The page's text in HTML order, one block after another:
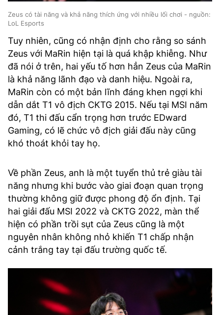
Zeus có tài năng và khả năng thích ứng với nhiều lối chơi - nguồn:
LoL Esports
Tuy nhiên, cũng có nhận định cho rằng so sánh
Zeus với MaRin hiện tại là quá khập khiễng. Như
đã nói ở trên, hai yếu tố hơn hẳn Zeus của MaRin
là khả năng lãnh đạo và danh hiệu. Ngoài ra,
MaRin còn có một bản lĩnh đáng khen ngợi khi
dẫn dắt T1 vô địch CKTG 2015. Nếu tại MSI năm
đó, T1 thi đấu cẩn trọng hơn trước EDward
Gaming, có lẽ chức vô địch giải đấu này cũng
khó thoát khỏi tay họ.
Về phần Zeus, anh là một tuyển thủ trẻ giàu tài
năng nhưng khi bước vào giai đoạn quan trọng
thường không giữ được phong độ ổn định. Tại
hai giải đấu MSI 2022 và CKTG 2022, màn thể
hiện có phần trồi sụt của Zeus cũng là một
nguyên nhân không nhỏ khiến T1 chấp nhận
cảnh trắng tay tại đấu trường quốc tế.